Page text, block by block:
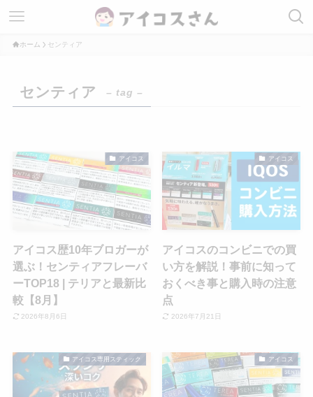
ホーム センティア
センティア – tag –
アイコス
アイコス歴10年ブロガーが
選ぶ！センティアフレーバ
ーTOP18 | テリアと最新比
較【8月】
2026年8月6日
アイコス
アイコスのコンビニでの買
い方を解説！事前に知って
おくべき事と購入時の注意
点
2026年7月21日
アイコス専用スティック アイコス